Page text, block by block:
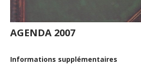
AGENDA 2007
Informations supplémentaires